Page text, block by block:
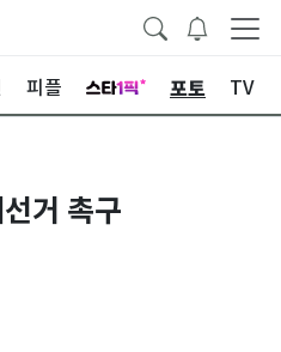
피플 포토 TV
거 촉구